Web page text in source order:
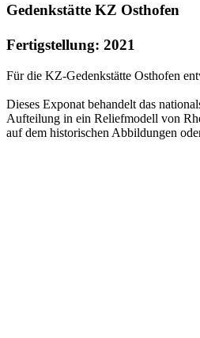
Gedenkstätte KZ Osthofen
Fertigstellung: 2021
Für die KZ-Gedenkstätte Osthofen
Dieses Exponat behandelt das
Aufteilung in ein Reliefmodell von
auf dem historischen Abbildungen